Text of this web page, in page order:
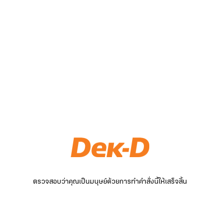
ตรวจสอบว่าคุณเป็นมนุษย์ด้วยการทำคำสั่งนี้ให้เสร็จสิ้น